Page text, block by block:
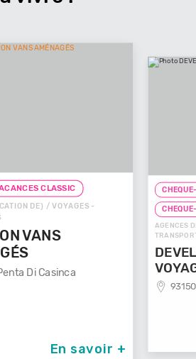
CHEQUE-VACANCES CLASSIC
CHEQUE-VACANCES CONNECT
AGENCES DE VOYAGES / VOYAGES -
TRANSPORTS
DEVELOP'MENT'
VOYAGES
En savoir